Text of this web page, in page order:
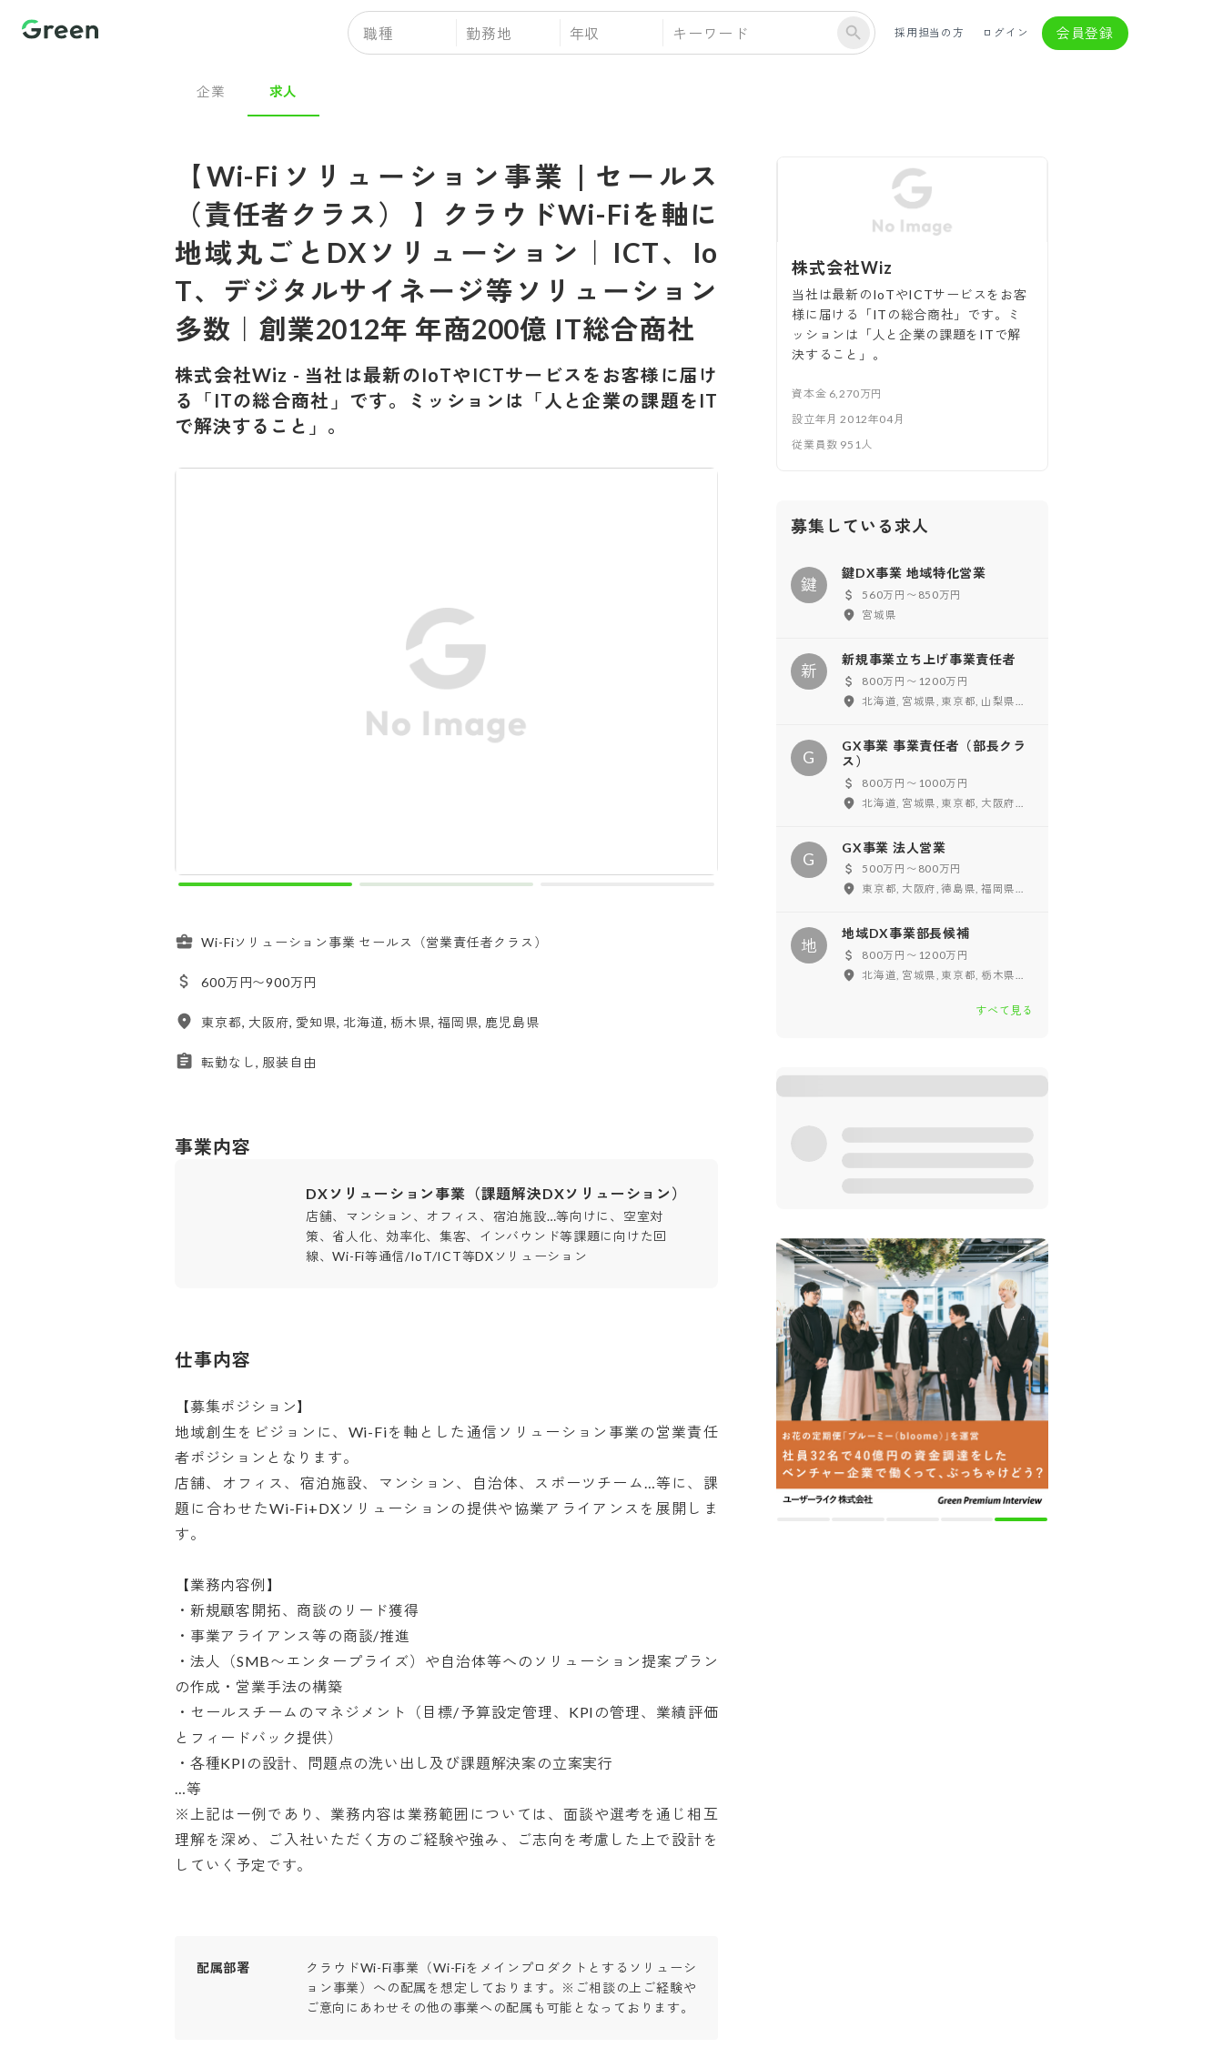
職種 勤務地 年収 採用担当の方 ログイン 会員登録
企業 求人
【Wi-Fiソリューション事業 | セールス
（責任者クラス） 】クラウドWi-Fiを軸に
地域丸ごとDXソリューション｜ICT、Io
T、デジタルサイネージ等ソリューション
多数｜創業2012年 年商200億 IT総合商社
株式会社Wiz - 当社は最新のIoTやICTサービスをお客様に届け
る「ITの総合商社」です。ミッションは「人と企業の課題をIT
で解決すること」。
Wi-Fiソリューション事業 セールス（営業責任者クラス）
600万円〜900万円
東京都, 大阪府, 愛知県, 北海道, 栃木県, 福岡県, 鹿児島県
転勤なし, 服装自由
事業内容
DXソリューション事業（課題解決DXソリューション）
店舗、マンション、オフィス、宿泊施設…等向けに、空室対
策、省人化、効率化、集客、インバウンド等課題に向けた回
線、Wi-Fi等通信/IoT/ICT等DXソリューション
仕事内容
【募集ポジション】
地域創生をビジョンに、Wi-Fiを軸とした通信ソリューション事業の営業責任
者ポジションとなります。
店舗、オフィス、宿泊施設、マンション、自治体、スポーツチーム…等に、課
題に合わせたWi-Fi+DXソリューションの提供や協業アライアンスを展開しま
す。
【業務内容例】
・新規顧客開拓、商談のリード獲得
・事業アライアンス等の商談/推進
・法人（SMB〜エンタープライズ）や自治体等へのソリューション提案プラン
の作成・営業手法の構築
・セールスチームのマネジメント（目標/予算設定管理、KPIの管理、業績評価
とフィードバック提供）
・各種KPIの設計、問題点の洗い出し及び課題解決案の立案実行
…等
※上記は一例であり、業務内容は業務範囲については、面談や選考を通じ相互
理解を深め、ご入社いただく方のご経験や強み、ご志向を考慮した上で設計を
していく予定です。
配属部署
クラウドWi-Fi事業（Wi-Fiをメインプロダクトとするソリューシ
ョン事業）への配属を想定しております。※ご相談の上ご経験や
ご意向にあわせその他の事業への配属も可能となっております。
株式会社Wiz
当社は最新のIoTやICTサービスをお客
様に届ける「ITの総合商社」です。ミ
ッションは「人と企業の課題をITで解
決すること」。
資本金 6,270万円
設立年月 2012年04月
従業員数 951 人
募集している求人
鍵
鍵DX事業 地域特化営業
560万円〜850万円
宮城県
新
新規事業立ち上げ事業責任者
800万円〜1200万円
G
GX事業 事業責任者（部長クラ
ス）
800万円〜1000万円
G
GX事業 法人営業
500万円〜800万円
地
地域DX事業部長候補
800万円〜1200万円
すべて見る